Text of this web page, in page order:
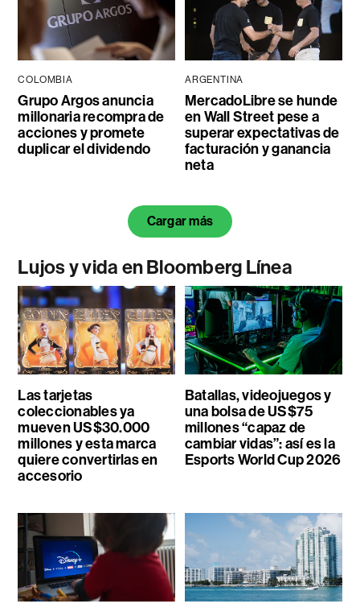
COLOMBIA
Grupo Argos anuncia
millonaria recompra de
acciones y promete
duplicar el dividendo
ARGENTINA
MercadoLibre se hunde
en Wall Street pese a
superar expectativas de
facturación y ganancia
neta
Cargar más
Lujos y vida en Bloomberg Línea
Las tarjetas
coleccionables ya
mueven US$30.000
millones y esta marca
quiere convertirlas en
accesorio
Batallas, videojuegos y
una bolsa de US$75
millones “capaz de
cambiar vidas”: así es la
Esports World Cup 2026